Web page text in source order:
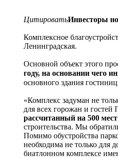
ЦитироватьИнвесторы
Комплексное
Ленинградская.
Основной объект этого
году, на основании чего
основного здания
«Комплекс задуман не
для всех горожан и гостей
рассчитанный на 500 мест
строительства. Мы
Помимо обустройства
необходима не только для
биатлонном комплексе